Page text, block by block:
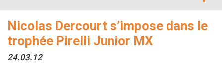
Nicolas Dercourt s’impose dans le
trophée Pirelli Junior MX
24.03.12